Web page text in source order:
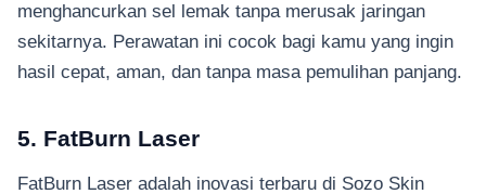
menghancurkan sel lemak tanpa merusak jaringan
sekitarnya. Perawatan ini cocok bagi kamu yang ingin
hasil cepat, aman, dan tanpa masa pemulihan panjang.
5. FatBurn Laser
FatBurn Laser adalah inovasi terbaru di Sozo Skin